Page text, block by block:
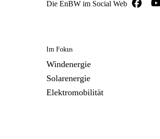
Die EnBW im Social Web
Im Fokus
Windenergie
Solarenergie
Elektromobilität